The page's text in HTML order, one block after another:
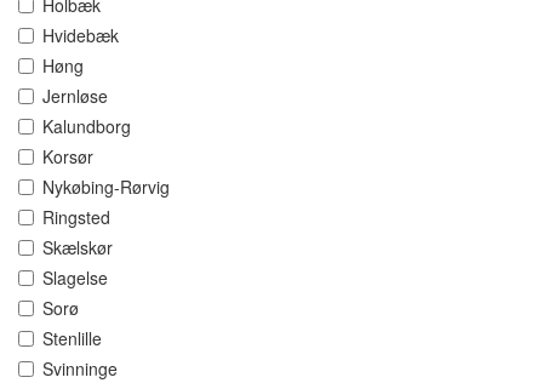
Holbæk
Hvidebæk
Høng
Jernløse
Kalundborg
Korsør
Nykøbing-Rørvig
Ringsted
Skælskør
Slagelse
Sorø
Stenlille
Svinninge